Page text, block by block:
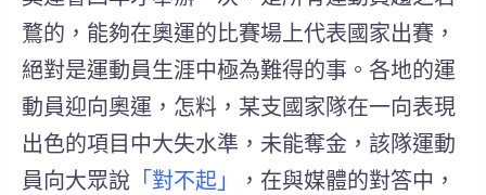
鶩的，能夠在奧運的比賽場上代表國家出賽，
絕對是運動員生涯中極為難得的事。各地的運
動員迎向奧運，怎料，某支國家隊在一向表現
出色的項目中大失水準，未能奪金，該隊運動
員向大眾說 「對不起」
，在與媒體的對答中，